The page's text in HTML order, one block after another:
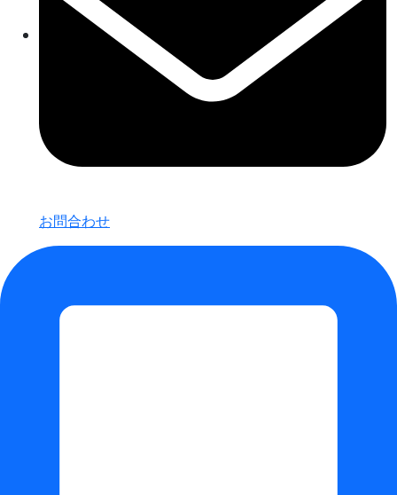
お問合わせ